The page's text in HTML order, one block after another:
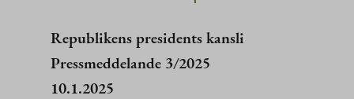
Republikens presidents kansli
Pressmeddelande 3/2025
10.1.2025